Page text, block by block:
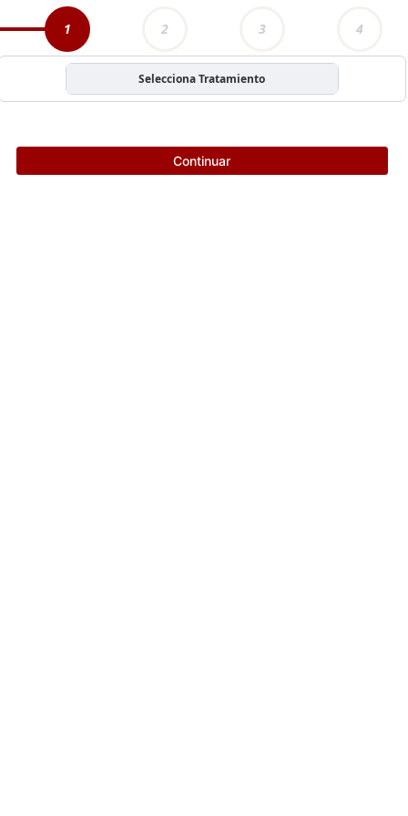
1 2 3 4
Selecciona Tratamiento
Continuar